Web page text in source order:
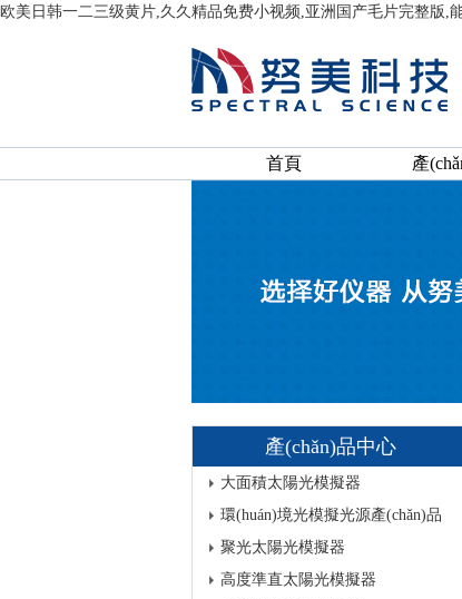
欧美日韩一二三级黄片,久久精品免费小视频,亚洲国产毛片完整版
首頁 產
產(chǎn)品中心
大面積太陽光模擬器
環(huán)境光模擬光源產(chǎn)品
聚光太陽光模擬器
高度準直太陽光模擬器